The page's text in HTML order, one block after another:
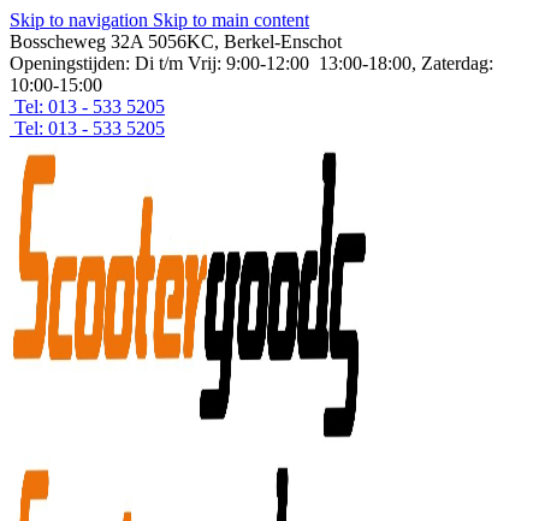
Skip to navigation Skip to main content
Bosscheweg 32A 5056KC, Berkel-Enschot
Openingstijden: Di t/m Vrij: 9:00-12:00 13:00-18:00, Zaterdag:
10:00-15:00
Tel: 013 - 533 5205
Tel: 013 - 533 5205